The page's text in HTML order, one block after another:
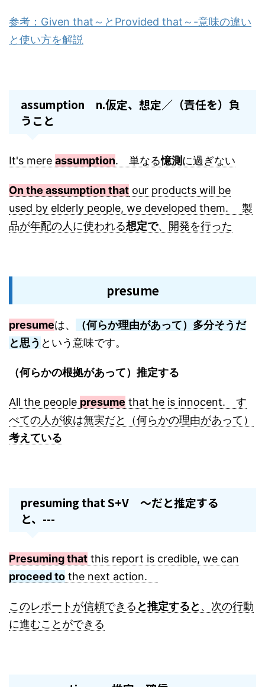
参考：Given that～とProvided that～-意味の違い
と使い方を解説
assumption n.仮定、想定／（責任を）負
うこと
It's mere assumption. 単なる憶測に過ぎない
On the assumption that our products will be
used by elderly people, we developed them. 製
品が年配の人に使われる想定で、開発を行った
presume
presumeは、
（何らか理由があって）多分そうだ
と思う という意味です。
（何らかの根拠があって）推定する
All the people presume that he is innocent. す
べての人が彼は無実だと（何らかの理由があって）
考えている
presuming that S+V ～だと推定する
と、---
Presuming that this report is credible, we can
proceed to the next action.
このレポートが信頼できる と推定すると 、次の行動
に進むことができる